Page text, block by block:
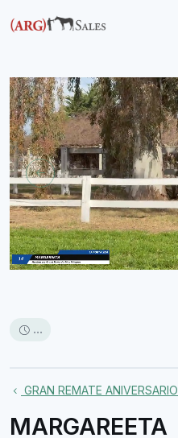
...
GRAN REMATE ANIVERSARIO
MARGAREETA